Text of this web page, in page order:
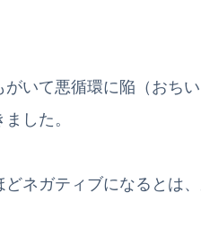
がいて悪循環に陥（おち
した。
ネガティブになるとは、